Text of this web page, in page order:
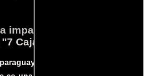
impactante película
Cajas"
cautivó al mundo